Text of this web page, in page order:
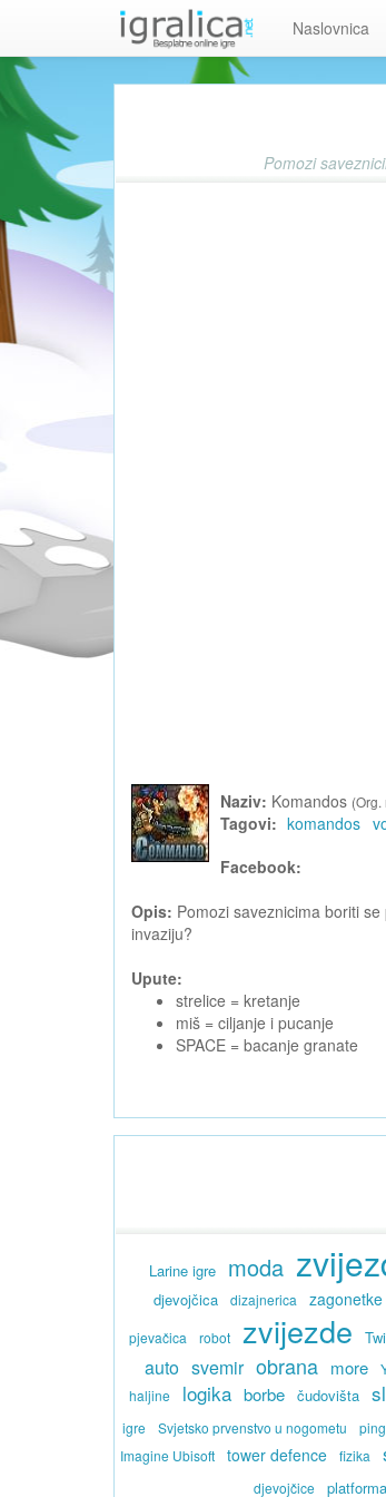
Naslovnica
Pomozi
Naziv: Komandos
Tagovi: komandos
Facebook:
Opis: Pomozi saveznicima boriti
invaziju?
Upute:
strelice = kretanje
miš = ciljanje i pucanje
SPACE = bacanje granate
Larine igre moda
djevojčica dizajnerica zagonetke
pjevačica
robot zvijezde
auto svemir obrana more
haljine
logika borbe čudovišta
igre
Svjetsko prvenstvo u nogometu
Imagine Ubisoft
tower defence fizika
djevojčice
platforma